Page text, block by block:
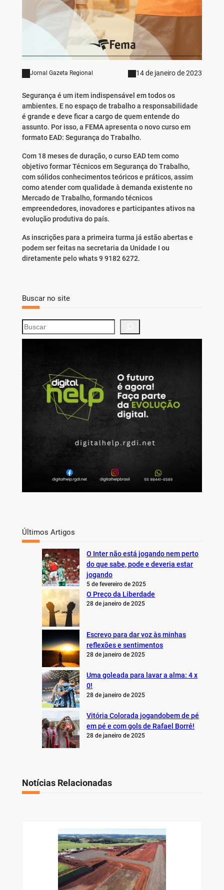
Jornal Gazeta Regional 14 de janeiro de 2023
Segurança é um item indispensável em todos os
ambientes. E no espaço de trabalho a responsabilidade
é grande e deve ficar a cargo de quem entende do
assunto. Por isso, a FEMA apresenta o novo curso em
formato EAD: Segurança do Trabalho.
Com 18 meses de duração, o curso EAD tem como
objetivo formar Técnicos em Segurança do Trabalho,
com sólidos conhecimentos teóricos e práticos, assim
como atender com qualidade à demanda existente no
Mercado de Trabalho, formando técnicos
empreendedores, inovadores e participantes ativos na
evolução produtiva do país.
As inscrições para a primeira turma já estão abertas e
podem ser feitas na secretaria da Unidade I ou
diretamente pelo whats 9 9182 6272.
Buscar no site
S
e
Últimos Artigos
O Inter não está jogando nem perto
do que sabe, pode e deveria estar
jogando
5 de fevereiro de 2025
O Preço da Liberdade
28 de janeiro de 2025
Escrevo para dar voz às minhas
reflexões e sentimentos
28 de janeiro de 2025
Uma goleada para lavar a alma: 4 x
0!
28 de janeiro de 2025
Vitória Colorada jogandobem de pé
em pé e com gols de Rafael Borré!
28 de janeiro de 2025
Notícias Relacionadas